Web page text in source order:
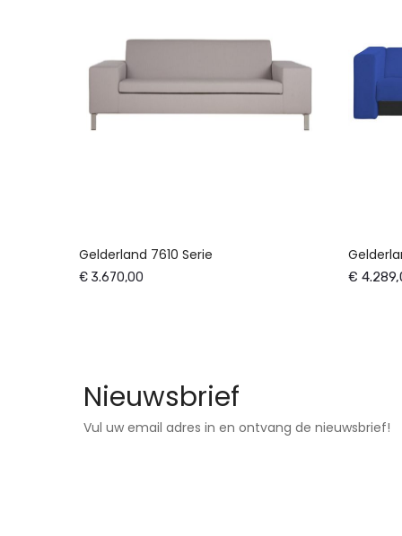
Gelderland 7610 Serie
€ 3.670,00 €
Nieuwsbrief
Vul uw email adres in en ontvang de nieuwsbrief!